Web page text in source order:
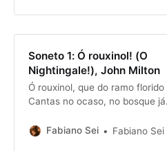
semblance might deceive the
That I to manhood am arriv’d so
near; …
Soneto 1: Ó rouxinol! (O
Nightingale!), John Milton
Ó rouxinol, que do ramo florido
Cantas no ocaso, no bosque já
amante inquieto, Maio
Fabiano Sei Fabiano Sei